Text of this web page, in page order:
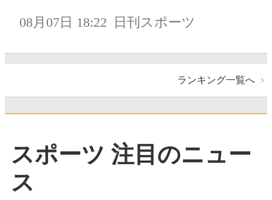
08月07日 18:22 日刊スポーツ
ランキング一覧へ
スポーツ 注目のニュー
ス